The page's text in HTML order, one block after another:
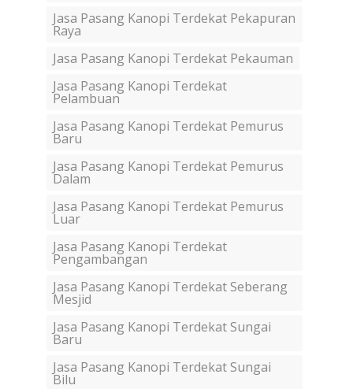
Jasa Pasang Kanopi Terdekat Pekapuran
Raya
Jasa Pasang Kanopi Terdekat Pekauman
Jasa Pasang Kanopi Terdekat
Pelambuan
Jasa Pasang Kanopi Terdekat Pemurus
Baru
Jasa Pasang Kanopi Terdekat Pemurus
Dalam
Jasa Pasang Kanopi Terdekat Pemurus
Luar
Jasa Pasang Kanopi Terdekat
Pengambangan
Jasa Pasang Kanopi Terdekat Seberang
Mesjid
Jasa Pasang Kanopi Terdekat Sungai
Baru
Jasa Pasang Kanopi Terdekat Sungai
Bilu